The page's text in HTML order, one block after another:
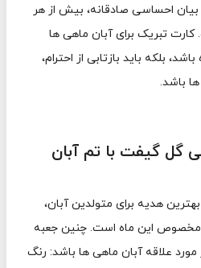
احساسی صادقانه، بیش از هر
تبریک برای آبان ماهی ها
بلکه باید بازتابی از احترام،
باشد.
گل گیفت با تم آبان
بهترین هدیه برای متولدین آبان،
مخصوص این ماه است. چنین جعبه
مورد علاقه آبان ماهی ها باشد: رنگ